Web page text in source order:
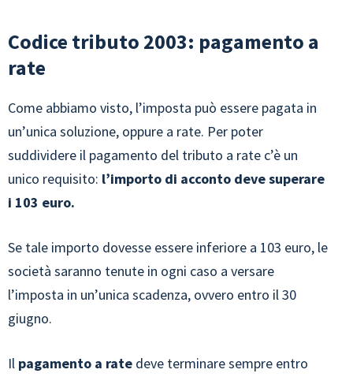
Codice tributo 2003: pagamento a
rate
Come abbiamo visto, l’imposta può essere pagata in
un’unica soluzione, oppure a rate. Per poter
suddividere il pagamento del tributo a rate c’è un
unico requisito: l’importo di acconto deve superare
i 103 euro.
Se tale importo dovesse essere inferiore a 103 euro, le
società saranno tenute in ogni caso a versare
l’imposta in un’unica scadenza, ovvero entro il 30
giugno.
Il pagamento a rate deve terminare sempre entro